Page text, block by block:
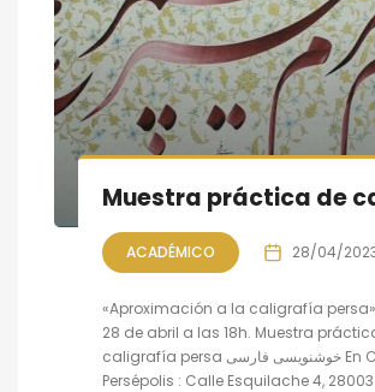
ACADÉMICO 28/04/
«Aproximación a la caligrafía
28 de abril a las 18h. Muestra
caligrafía persa خوشنویسی فارسی En Centro
Persépolis : Calle Esquilache 4, 28003